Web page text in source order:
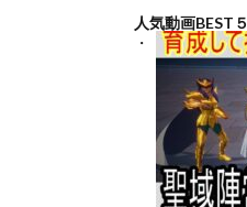
人気動画BEST５